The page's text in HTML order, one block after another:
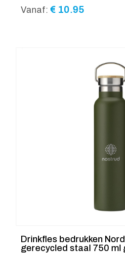
Vanaf: € 10.95
Drinkfles bedrukken
gerecycled staal 750 ml